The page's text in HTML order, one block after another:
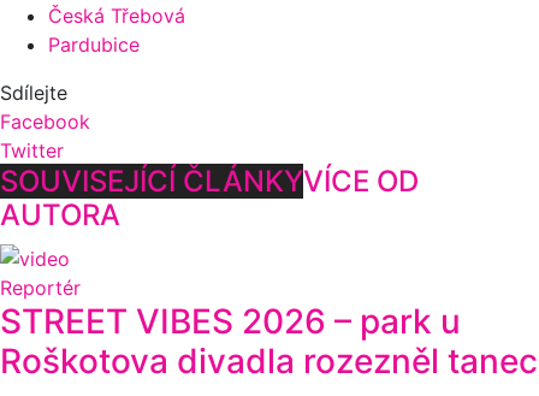
Česká Třebová
Pardubice
Sdílejte
Facebook
Twitter
SOUVISEJÍCÍ ČLÁNKYVÍCE OD
AUTORA
Reportér
STREET VIBES 2026 – park u
Roškotova divadla rozezněl tanec